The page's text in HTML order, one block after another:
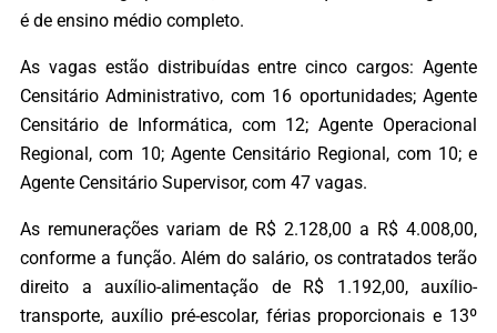
é de ensino médio completo.
As vagas estão distribuídas entre cinco cargos: Agente
Censitário Administrativo, com 16 oportunidades; Agente
Censitário de Informática, com 12; Agente Operacional
Regional, com 10; Agente Censitário Regional, com 10; e
Agente Censitário Supervisor, com 47 vagas.
As remunerações variam de R$ 2.128,00 a R$ 4.008,00,
conforme a função. Além do salário, os contratados terão
direito a auxílio-alimentação de R$ 1.192,00, auxílio-
transporte, auxílio pré-escolar, férias proporcionais e 13º